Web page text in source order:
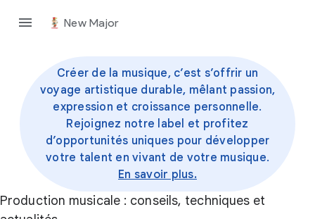
New Major
Créer de la musique, c’est s’offrir un
voyage artistique durable, mêlant passion,
expression et croissance personnelle.
Rejoignez notre label et profitez
d’opportunités uniques pour développer
votre talent en vivant de votre musique.
En savoir plus.
Production musicale : conseils, techniques et